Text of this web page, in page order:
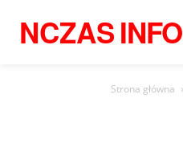
NCZASINFO
Strona główna